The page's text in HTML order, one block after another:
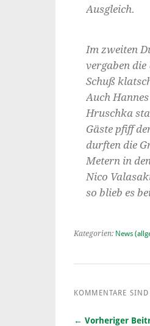
Ausgleich.
Im zweiten
vergaben
Schuß
Auch
Hruschka
Gäste pfiff
durften die
Metern in
Nico
so blieb es
Kategorien: News
KOMMENTARE
← Vorheriger